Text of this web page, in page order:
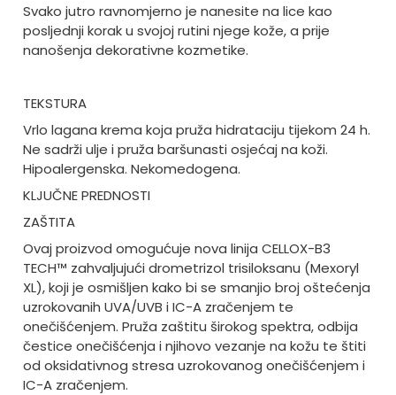
Svako jutro ravnomjerno je nanesite na lice kao
posljednji korak u svojoj rutini njege kože, a prije
nanošenja dekorativne kozmetike.
TEKSTURA
Vrlo lagana krema koja pruža hidrataciju tijekom 24 h.
Ne sadrži ulje i pruža baršunasti osjećaj na koži.
Hipoalergenska. Nekomedogena.
KLJUČNE PREDNOSTI
ZAŠTITA
Ovaj proizvod omogućuje nova linija CELLOX-B3
TECH™ zahvaljujući drometrizol trisiloksanu (Mexoryl
XL), koji je osmišljen kako bi se smanjio broj oštećenja
uzrokovanih UVA/UVB i IC-A zračenjem te
onečišćenjem. Pruža zaštitu širokog spektra, odbija
čestice onečišćenja i njihovo vezanje na kožu te štiti
od oksidativnog stresa uzrokovanog onečišćenjem i
IC-A zračenjem.